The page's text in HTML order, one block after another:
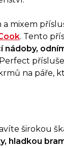
mixem
. Tento
na páře,
širokou
hladkou